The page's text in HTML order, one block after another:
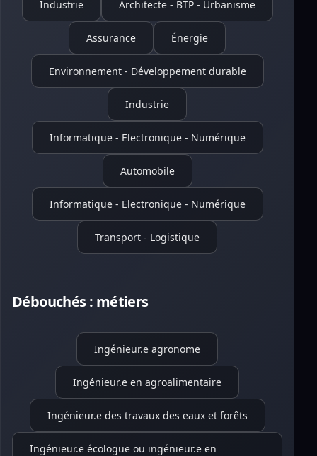
Industrie Architecte - BTP - Urbanisme
Assurance Énergie
Environnement - Développement durable
Industrie
Informatique - Electronique - Numérique
Automobile
Informatique - Electronique - Numérique
Transport - Logistique
Débouchés : métiers
Ingénieur.e agronome
Ingénieur.e en agroalimentaire
Ingénieur.e des travaux des eaux et forêts
Ingénieur.e écologue ou ingénieur.e en